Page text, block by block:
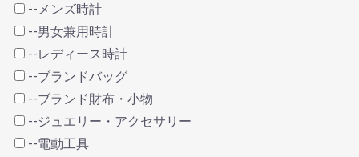
--メンズ時計
--男女兼用時計
--レディース時計
--ブランドバッグ
--ブランド財布・小物
--ジュエリー・アクセサリー
--電動工具